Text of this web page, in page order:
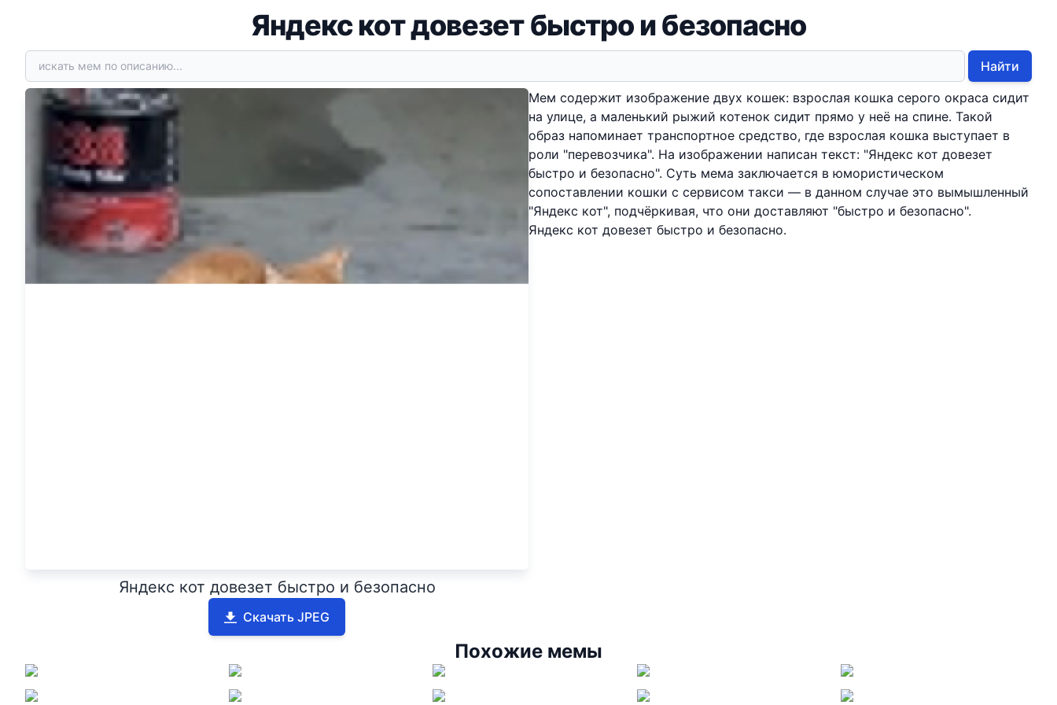
Яндекс кот довезет быстро и безопасно
Найти
Яндекс кот довезет быстро и безопасно
Скачать JPEG
Мем содержит изображение двух кошек: взрослая кошка серого окраса сидит
на улице, а маленький рыжий котенок сидит прямо у неё на спине. Такой
образ напоминает транспортное средство, где взрослая кошка выступает в
роли "перевозчика". На изображении написан текст: "Яндекс кот довезет
быстро и безопасно". Суть мема заключается в юмористическом
сопоставлении кошки с сервисом такси — в данном случае это вымышленный
"Яндекс кот", подчёркивая, что они доставляют "быстро и безопасно".
Яндекс кот довезет быстро и безопасно.
Похожие мемы